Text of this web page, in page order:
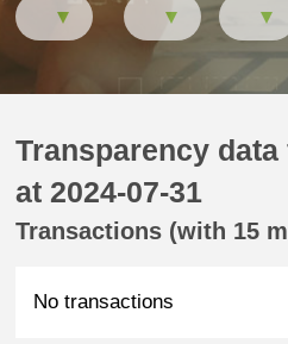
Transparency data
at 2024-07-31
Transactions (with 15
No transactions